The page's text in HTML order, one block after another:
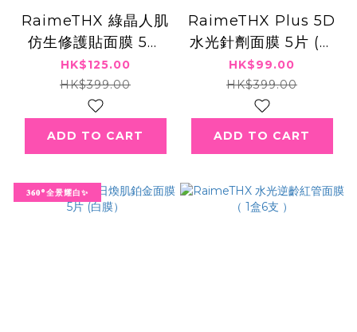
RaimeTHX 綠晶人肌
仿生修護貼面膜 5片
(綠膜）
HK$125.00
HK$399.00
ADD TO CART
RaimeTHX Plus 5D
水光針劑面膜 5片 (紅
膜）
HK$99.00
HK$399.00
ADD TO CART
𝟑𝟔𝟎°全景耀白✨